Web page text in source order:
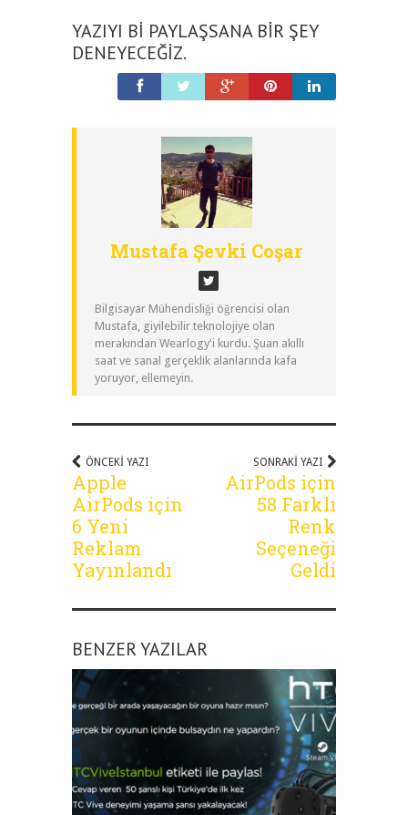
YAZIYI BI PAYLAŞSANA BIR ŞEY
DENEYECEĞIZ.
Mustafa Şevki Coşar
Bilgisayar Mühendisliği öğrencisi olan
Mustafa, giyilebilir teknolojiye olan
merakından Wearlogy'i kurdu. Şuan akıllı
saat ve sanal gerçeklik alanlarında kafa
yoruyor, ellemeyin.
ÖNCEKI YAZI
Apple
AirPods için
6 Yeni
Reklam
Yayınlandı
SONRAKI YAZI
AirPods için
58 Farklı
Renk
Seçeneği
Geldi
BENZER YAZILAR